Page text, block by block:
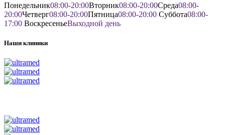
Понедельник08:00-20:00Вторник08:00-20:00Среда08:00-
20:00Четверг08:00-20:00Пятница08:00-20:00 Суббота08:00-
17:00 ВоскресеньеВыходной день
Наши клиники